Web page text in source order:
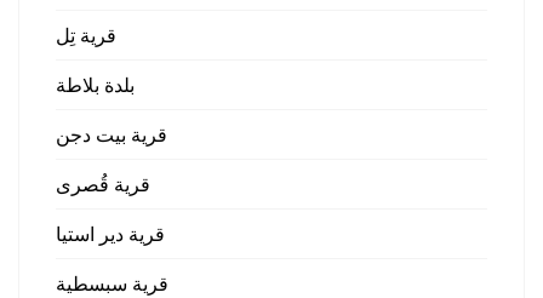
قرية تِل
بلدة بلاطة
قرية بيت دجن
قرية قُصرى
قرية دير استيا
قرية سبسطية